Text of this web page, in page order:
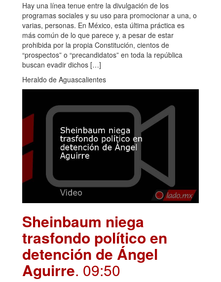
Hay una línea tenue entre la divulgación de los
programas sociales y su uso para promocionar a una, o
varias, personas. En México, esta última práctica es
más común de lo que parece y, a pesar de estar
prohibida por la propia Constitución, cientos de
“prospectos” o “precandidatos” en toda la república
buscan evadir dichos […]
Heraldo de Aguascalientes
Sheinbaum niega
trasfondo político en
detención de Ángel
Aguirre. 09:50